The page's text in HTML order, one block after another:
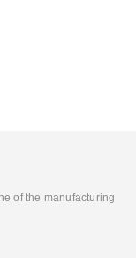
of the manufacturing